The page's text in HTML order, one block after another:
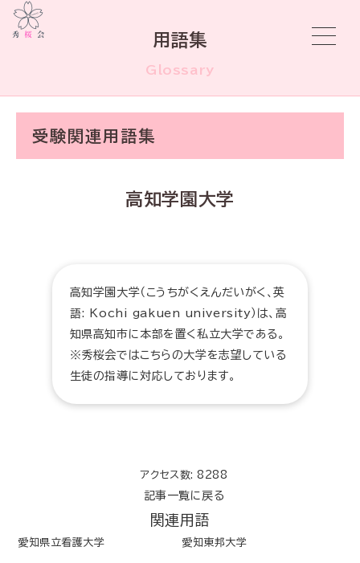
用語集
Glossary
受験関連用語集
高知学園大学
高知学園大学（こうちがくえんだいがく、英
語: Kochi gakuen university）は、高
知県高知市に本部を置く私立大学である。
※秀桜会ではこちらの大学を志望している
生徒の指導に対応しております。
アクセス数: 8288
記事一覧に戻る
関連用語
愛知県立看護大学 愛知東邦大学